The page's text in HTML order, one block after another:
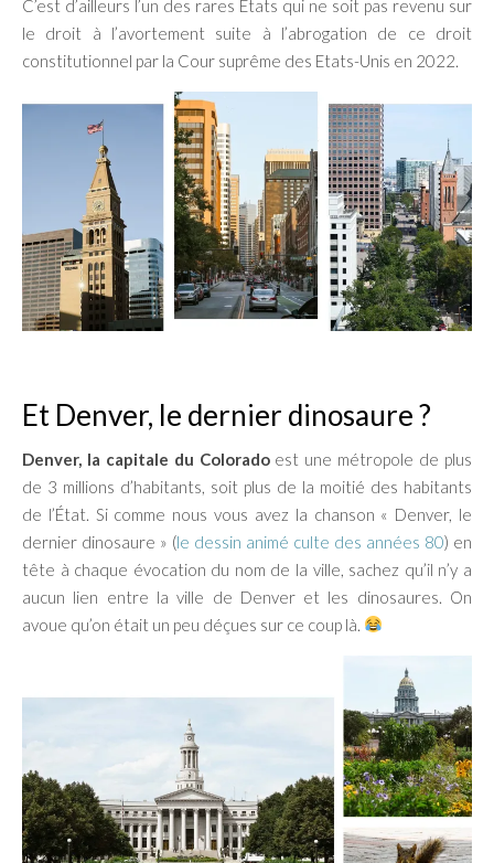
C’est d’ailleurs l’un des rares États qui ne soit pas revenu sur
le droit à l’avortement suite à l’abrogation de ce droit
constitutionnel par la Cour suprême des Etats-Unis en 2022.
Et Denver, le dernier dinosaure ?
Denver, la capitale du Coloradoest une métropole de plus
de 3 millions d’habitants, soit plus de la moitié des habitants
de l’État. Si comme nous vous avez la chanson « Denver, le
dernier dinosaure » (le dessin animé culte des années 80) en
tête à chaque évocation du nom de la ville, sachez qu’il n’y a
aucun lien entre la ville de Denver et les dinosaures. On
avoue qu’on était un peu déçues sur ce coup là.